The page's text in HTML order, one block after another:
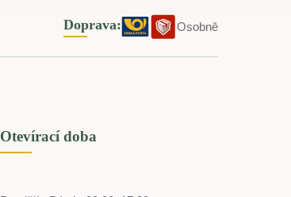
Doprava: Osobně
Otevírací doba